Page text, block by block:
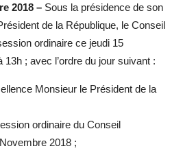
2018 – Sous la présidence de son
de la République, le Conseil
ordinaire ce jeudi 15
; avec l’ordre du jour suivant :
Monsieur le Président de la
ordinaire du Conseil
2018 ;